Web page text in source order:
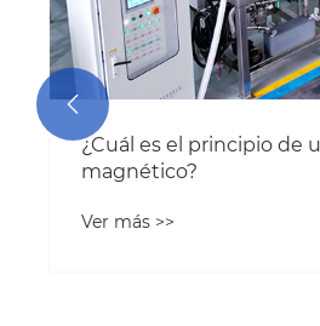
¿Cuál es el principio de
magnético?
Ver más >>
